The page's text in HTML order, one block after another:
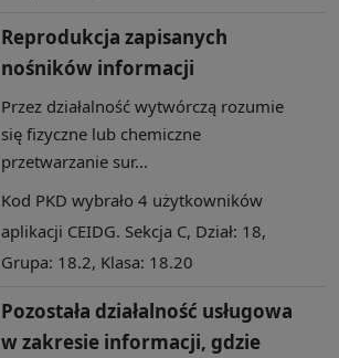
Reprodukcja zapisanych
nośników informacji
Przez działalność wytwórczą rozumie
się fizyczne lub chemiczne
przetwarzanie sur...
Kod PKD wybrało 4 użytkowników
aplikacji CEIDG. Sekcja C, Dział: 18,
Grupa: 18.2, Klasa: 18.20
Pozostała działalność usługowa
w zakresie informacji, gdzie